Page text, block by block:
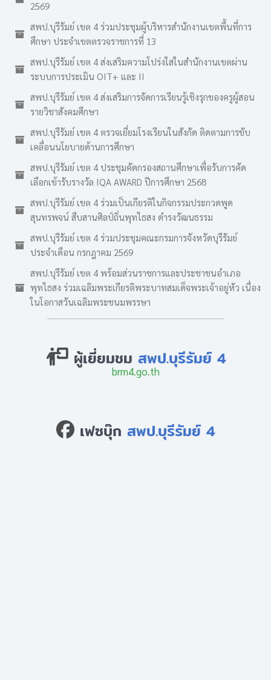
2569
สพป.บุรีรัมย์ เขต 4 ร่วมประชุมผู้บริหารสำนักงานเขตพื้นที่การ
ศึกษา ประจำเขตตรวจราชการที่ 13
สพป.บุรีรัมย์ เขต 4 ส่งเสริมความโปร่งใสในสำนักงานเขตผ่าน
ระบบการประเมิน OIT+ และ II
สพป.บุรีรัมย์ เขต 4 ส่งเสริมการจัดการเรียนรู้เชิงรุกของครูผู้สอน
รายวิชาสังคมศึกษา
สพป.บุรีรัมย์ เขต 4 ตรวจเยี่ยมโรงเรียนในสังกัด ติดตามการขับ
เคลื่อนนโยบายด้านการศึกษา
สพป.บุรีรัมย์ เขต 4 ประชุมคัดกรองสถานศึกษาเพื่อรับการคัด
เลือกเข้ารับรางวัล IQA AWARD ปีการศึกษา 2568
สพป.บุรีรัมย์ เขต 4 ร่วมเป็นเกียรติในกิจกรรมประกวดพูด
สุนทรพจน์ สืบสานศิลป์ถิ่นพุทไธสง ดำรงวัฒนธรรม
สพป.บุรีรัมย์ เขต 4 ร่วมประชุมคณะกรมการจังหวัดบุรีรัมย์
ประจำเดือน กรกฎาคม 2569
สพป.บุรีรัมย์ เขต 4 พร้อมส่วนราชการและประชาชนอำเภอ
พุทไธสง ร่วมเฉลิมพระเกียรติพระบาทสมเด็จพระเจ้าอยู่หัว เนื่อง
ในโอกาสวันเฉลิมพระชนมพรรษา
ผู้เยี่ยมชม สพป.บุรีรัมย์ 4
brm4.go.th
เฟซบุ๊ก สพป.บุรีรัมย์ 4